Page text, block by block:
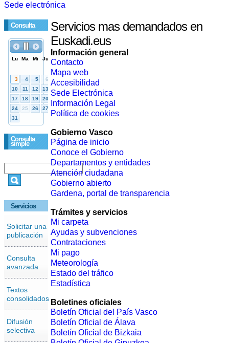
Sede electrónica
Consulta
Consulta
simple
Servicios
Solicitar una
publicación
Consulta
avanzada
Textos
consolidados
Difusión
selectiva
Servicios mas demandados en
Euskadi.eus
Información general
Contacto
Mapa web
Accesibilidad
Sede Electrónica
Información Legal
Política de cookies
Gobierno Vasco
Página de inicio
Conoce el Gobierno
Departamentos y entidades
Atención ciudadana
Gobierno abierto
Gardena, portal de transparencia
Trámites y servicios
Mi carpeta
Ayudas y subvenciones
Contrataciones
Mi pago
Meteorología
Estado del tráfico
Estadística
Boletines oficiales
Boletín Oficial del País Vasco
Boletín Oficial de Álava
Boletín Oficial de Bizkaia